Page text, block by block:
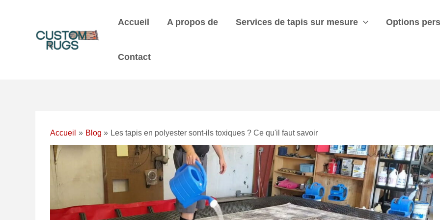
Accueil A propos de Services de tapis sur mesure Options
Contact
Accueil Blog Les tapis en polyester sont-ils toxiques ? Ce qu'il faut savoir